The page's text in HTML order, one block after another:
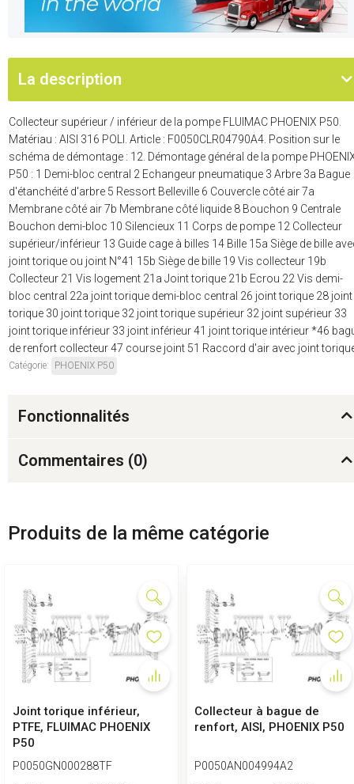
La description
Collecteur supérieur / inférieur de la pompe FLUIMAC PHOENIX P50.
Matériau : AISI 316 POLI. Article : F0050CLR04790A4. Position sur le
schéma de démontage : 12. Démontage général de la pompe
P50 : 1 Demi-bloc central 2 Echangeur pneumatique 3 Arbre 3a Bague
d'étanchéité d'arbre 5 Ressort Belleville 6 Couvercle côté air 7a
Membrane côté air 7b Membrane côté liquide 8 Bouchon 9 Centrale
Bouchon demi-bloc 10 Silencieux 11 Corps de pompe 12 Collecteur
supérieur/inférieur 13 Guide cage à billes 14 Bille 15a Siège de bille
joint torique ou joint N°41 15b Siège de bille 19 Vis collecteur 19b
Collecteur 21 Vis logement 21a Joint torique 21b Ecrou 22 Vis demi-
bloc central 22a joint torique demi-bloc central 26 joint torique 28 joint
torique 30 joint torique 32 joint torique supérieur 32 joint supérieur 33
joint torique inférieur 33 joint inférieur 41 joint torique intérieur *46
de renfort collecteur 47 course joint 51 Raccord d'air avec joint
Catégorie: PHOENIX P50
Fonctionnalités
Commentaires (0)
Produits de la même catégorie
Joint torique inférieur,
PTFE, FLUIMAC PHOENIX
P50
P0050GN000288TF
Collecteur à bague de
renfort, AISI, PHOENIX P50
P0050AN004994A2